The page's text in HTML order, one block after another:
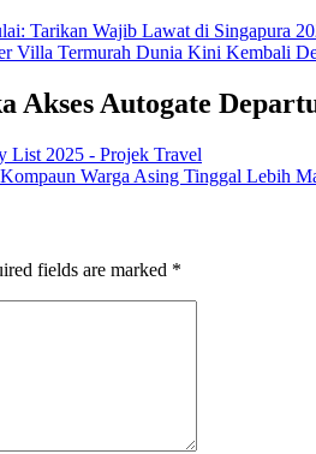
Tarikan Wajib Lawat di Singapura
Villa Termurah Dunia Kini Kembali
Akses Autogate
List 2025 - Projek Travel
Warga Asing Tinggal Lebih
fields are marked *